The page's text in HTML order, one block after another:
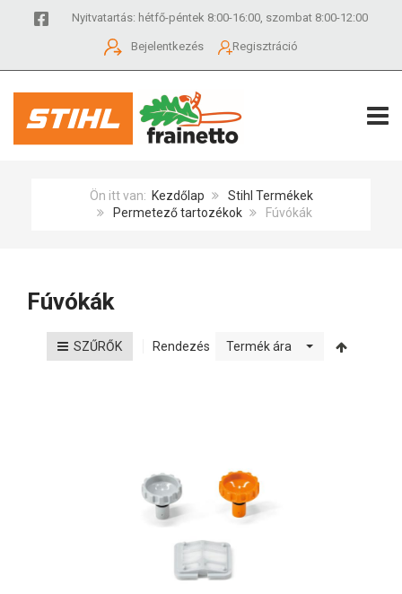
Nyitvatartás: hétfő-péntek 8:00-16:00, szombat 8:00-12:00
Bejelentkezés Regisztráció
Ön itt van: Kezdőlap
Stihl Termékek
Permetező tartozékok
Fúvókák
Fúvókák
SZŰRŐK Rendezés Termék ára